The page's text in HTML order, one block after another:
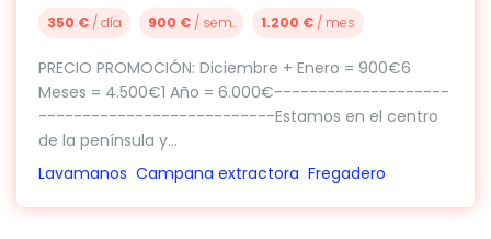
350 € / día 900 € / sem. 1.200 € / mes
PRECIO PROMOCIÓN: Diciembre + Enero = 900€6
Meses = 4.500€1 Año = 6.000€--------------------
---------------------------Estamos en el centro
de la península y...
Lavamanos Campana extractora Fregadero